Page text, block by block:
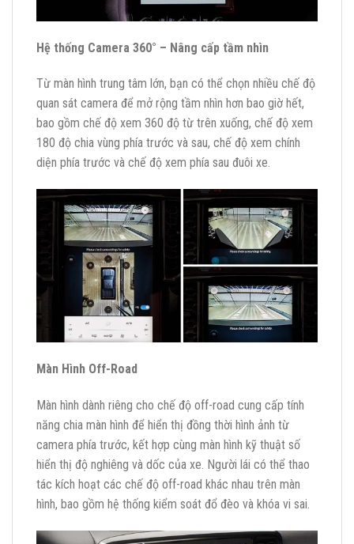
Hệ thống Camera 360° – Nâng cấp tầm nhìn
Từ màn hình trung tâm lớn, bạn có thể chọn nhiều chế độ
quan sát camera để mở rộng tầm nhìn hơn bao giờ hết,
bao gồm chế độ xem 360 độ từ trên xuống, chế độ xem
180 độ chia vùng phía trước và sau, chế độ xem chính
diện phía trước và chế độ xem phía sau đuôi xe.
Màn Hình Off-Road
Màn hình dành riêng cho chế độ off-road cung cấp tính
năng chia màn hình để hiển thị đồng thời hình ảnh từ
camera phía trước, kết hợp cùng màn hình kỹ thuật số
hiển thị độ nghiêng và dốc của xe. Người lái có thể thao
tác kích hoạt các chế độ off-road khác nhau trên màn
hình, bao gồm hệ thống kiểm soát đổ đèo và khóa vi sai.